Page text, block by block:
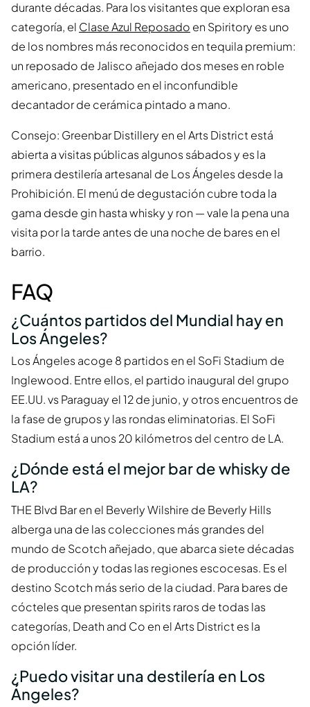
durante décadas. Para los visitantes que exploran esa
categoría, el Clase Azul Reposado en Spiritory es uno
de los nombres más reconocidos en tequila premium:
un reposado de Jalisco añejado dos meses en roble
americano, presentado en el inconfundible
decantador de cerámica pintado a mano.
Consejo: Greenbar Distillery en el Arts District está
abierta a visitas públicas algunos sábados y es la
primera destilería artesanal de Los Ángeles desde la
Prohibición. El menú de degustación cubre toda la
gama desde gin hasta whisky y ron — vale la pena una
visita por la tarde antes de una noche de bares en el
barrio.
FAQ
¿Cuántos partidos del Mundial hay en
Los Ángeles?
Los Ángeles acoge 8 partidos en el SoFi Stadium de
Inglewood. Entre ellos, el partido inaugural del grupo
EE.UU. vs Paraguay el 12 de junio, y otros encuentros de
la fase de grupos y las rondas eliminatorias. El SoFi
Stadium está a unos 20 kilómetros del centro de LA.
¿Dónde está el mejor bar de whisky de
LA?
THE Blvd Bar en el Beverly Wilshire de Beverly Hills
alberga una de las colecciones más grandes del
mundo de Scotch añejado, que abarca siete décadas
de producción y todas las regiones escocesas. Es el
destino Scotch más serio de la ciudad. Para bares de
cócteles que presentan spirits raros de todas las
categorías, Death and Co en el Arts District es la
opción líder.
¿Puedo visitar una destilería en Los
Ángeles?